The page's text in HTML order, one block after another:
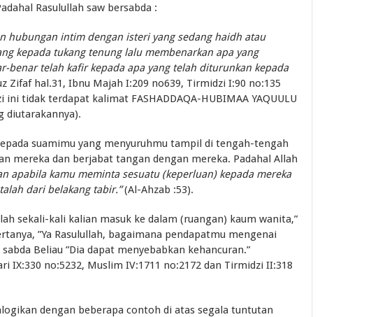
Rasulullah saw bersabda :
hubungan intim dengan isteri yang sedang haidh atau
kepada tukang tenung lalu membenarkan apa yang
benar telah kafir kepada apa yang telah diturunkan kepada
Zifaf hal.31, Ibnu Majah I:209 no639, Tirmidzi I:90 no:135
tidak terdapat kalimat FASHADDAQA-HUBIMAA YAQUULU
diutarakannya).
suamimu yang menyuruhmu tampil di tengah-tengah
mereka dan berjabat tangan dengan mereka. Padahal Allah
apabila kamu meminta sesuatu (keperluan) kepada mereka
dari belakang tabir.”(Al-Ahzab :53).
sekali-kali kalian masuk ke dalam (ruangan) kaum wanita,”
”Ya Rasulullah, bagaimana pendapatmu mengenai
Beliau ”Dia dapat menyebabkan kehancuran.”
IX:330 no:5232, Muslim IV:1711 no:2172 dan Tirmidzi II:318
dengan beberapa contoh di atas segala tuntutan